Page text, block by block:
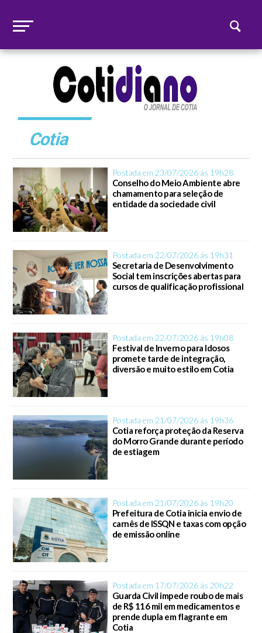
Cotia
Postada em 23/07/2026 ás 19h28
Conselho do Meio Ambiente abre
chamamento para seleção de
entidade da sociedade civil
Postada em 22/07/2026 ás 19h31
Secretaria de Desenvolvimento
Social tem inscrições abertas para
cursos de qualificação profissional
Postada em 22/07/2026 ás 19h08
Festival de Inverno para Idosos
promete tarde de integração,
diversão e muito estilo em Cotia
Postada em 21/07/2026 ás 19h36
Cotia reforça proteção da Reserva
do Morro Grande durante período
de estiagem
Postada em 21/07/2026 ás 19h20
Prefeitura de Cotia inicia envio de
carnês de ISSQN e taxas com opção
de emissão online
Postada em 17/07/2026 ás 20h22
Guarda Civil impede roubo de mais
de R$ 116 mil em medicamentos e
prende dupla em flagrante em
Cotia